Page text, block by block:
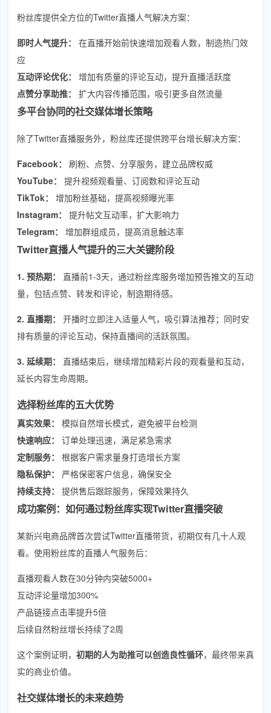
粉丝库提供全方位的Twitter直播人气解决方案：
即时人气提升：
在直播开始前快速增加观看人数，制造热门效
应
互动评论优化：
增加有质量的评论互动，提升直播活跃度
点赞分享助推：
扩大内容传播范围，吸引更多自然流量
多平台协同的社交媒体增长策略
除了Twitter直播服务外，粉丝库还提供跨平台增长解决方案：
Facebook：
刷粉、点赞、分享服务，建立品牌权威
YouTube：
提升视频观看量、订阅数和评论互动
TikTok：
增加粉丝基础，提高视频曝光率
Instagram：
提升帖文互动率，扩大影响力
Telegram：
增加群组成员，提高消息触达率
Twitter直播人气提升的三大关键阶段
1. 预热期：
直播前1-3天，通过粉丝库服务增加预告推文的互动
量，包括点赞、转发和评论，制造期待感。
2. 直播期：
开播时立即注入适量人气，吸引算法推荐；同时安
排有质量的评论互动，保持直播间的活跃氛围。
3. 延续期：
直播结束后，继续增加精彩片段的观看量和互动，
延长内容生命周期。
选择粉丝库的五大优势
真实效果：
模拟自然增长模式，避免被平台检测
快速响应：
订单处理迅速，满足紧急需求
定制服务：
根据客户需求量身打造增长方案
隐私保护：
严格保密客户信息，确保安全
持续支持：
提供售后跟踪服务，保障效果持久
成功案例：如何通过粉丝库实现Twitter直播突破
某新兴电商品牌首次尝试Twitter直播带货，初期仅有几十人观
看。使用粉丝库的直播人气服务后：
直播观看人数在30分钟内突破5000+
互动评论量增加300%
产品链接点击率提升5倍
后续自然粉丝增长持续了2周
这个案例证明， 初期的人为助推可以创造良性循环，最终带来真
实的商业价值。
社交媒体增长的未来趋势